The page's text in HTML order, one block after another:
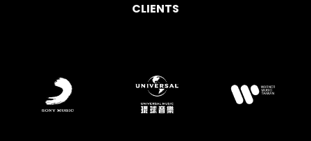
CLIENTS